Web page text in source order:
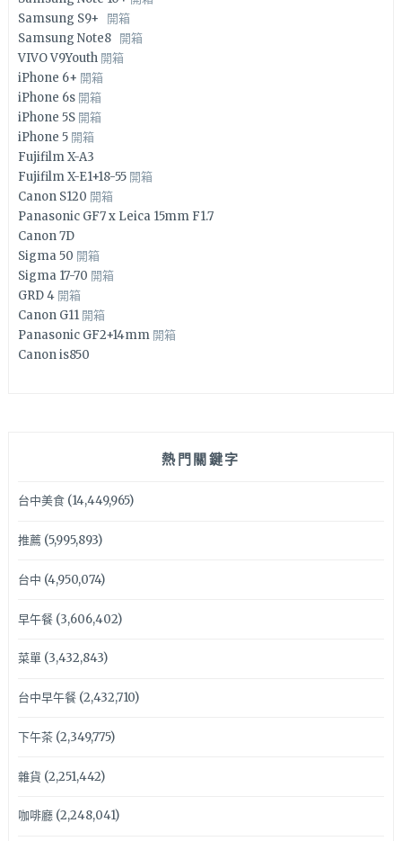
Samsung S9+ 開箱
Samsung Note8 開箱
VIVO V9Youth 開箱
iPhone 6+ 開箱
iPhone 6s 開箱
iPhone 5S 開箱
iPhone 5 開箱
Fujifilm X-A3
Fujifilm X-E1+18-55 開箱
Canon S120 開箱
Panasonic GF7 x Leica 15mm F1.7
Canon 7D
Sigma 50 開箱
Sigma 17-70 開箱
GRD 4 開箱
Canon G11 開箱
Panasonic GF2+14mm 開箱
Canon is850
熱門關鍵字
台中美食(14,449,965)
推薦(5,995,893)
台中 (4,950,074)
早午餐(3,606,402)
菜單(3,432,843)
台中早午餐(2,432,710)
下午茶(2,349,775)
雜貨 (2,251,442)
咖啡廳(2,248,041)